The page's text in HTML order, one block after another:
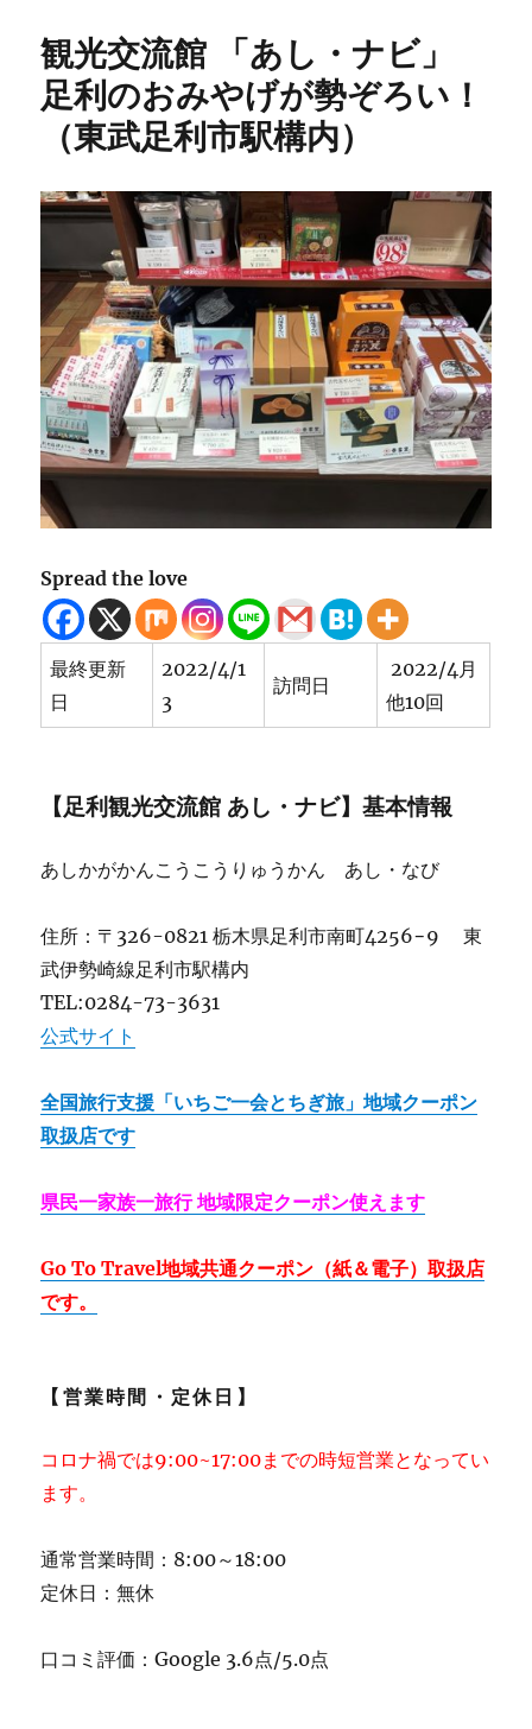
観光交流館 「あし・ナビ」
足利のおみやげが勢ぞろい！
（東武足利市駅構内）
Spread the love
最終更新
日
2022/4/1
3
訪問日
2022/4月
他10回
【足利観光交流館 あし・ナビ】基本情報
あしかがかんこうこうりゅうかん あし・なび
住所：〒326-0821 栃木県足利市南町4256−9 東
武伊勢崎線足利市駅構内
TEL:0284-73-3631
公式サイト
全国旅行支援「いちご一会とちぎ旅」地域クーポン
取扱店です
県民一家族一旅行 地域限定クーポン使えます
Go To Travel地域共通クーポン（紙＆電子）取扱店
です。
【営業時間・定休日】
コロナ禍では9:00~17:00までの時短営業となってい
ます。
通常営業時間：8:00～18:00
定休日：無休
口コミ評価：Google 3.6点/5.0点